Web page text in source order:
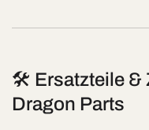
🛠 Ersatzteile &
Dragon Parts